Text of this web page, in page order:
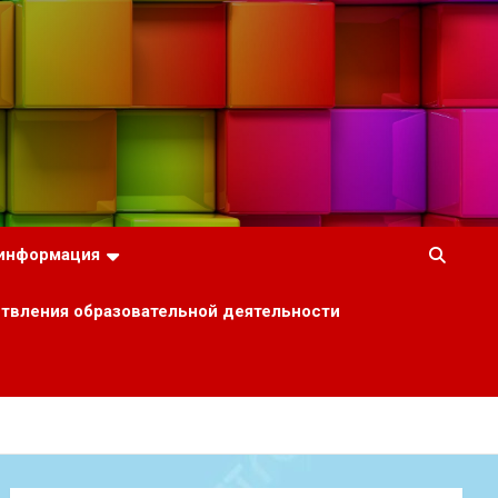
образовательной деятельности